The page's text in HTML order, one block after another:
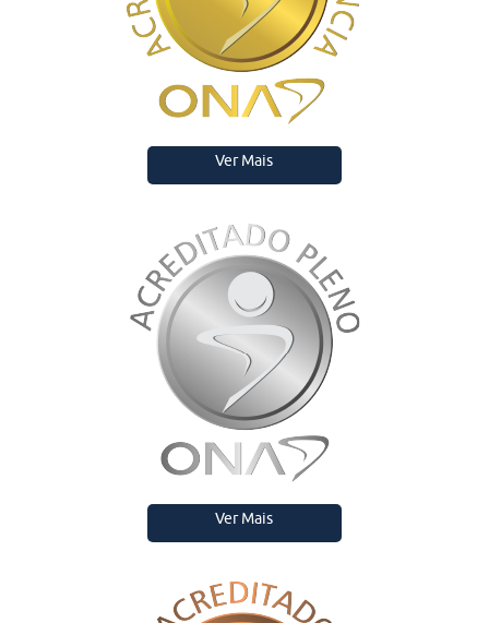
Ver Mais
Ver Mais